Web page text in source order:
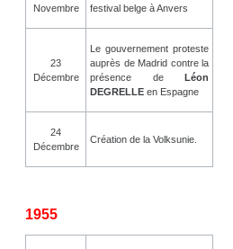
Novembre
festival belge à Anvers
23
Décembre
Le gouvernement proteste
auprès de Madrid contre la
présence de Léon
DEGRELLE en Espagne
24
Décembre
Création de la Volksunie.
1955